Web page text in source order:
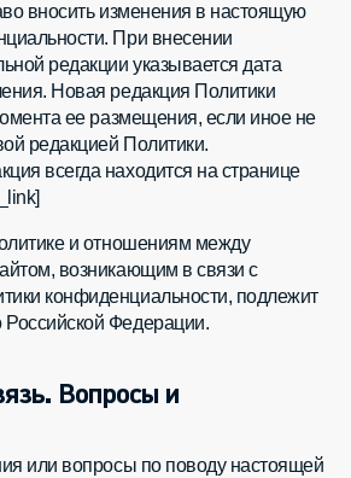
вносить изменения в настоящую
При внесении
редакции указывается дата
Новая редакция Политики
ее размещения, если иное не
редакцией Политики.
всегда находится на странице
и отношениям между
возникающим в связи с
конфиденциальности, подлежит
Федерации.
Вопросы и
или вопросы по поводу настоящей